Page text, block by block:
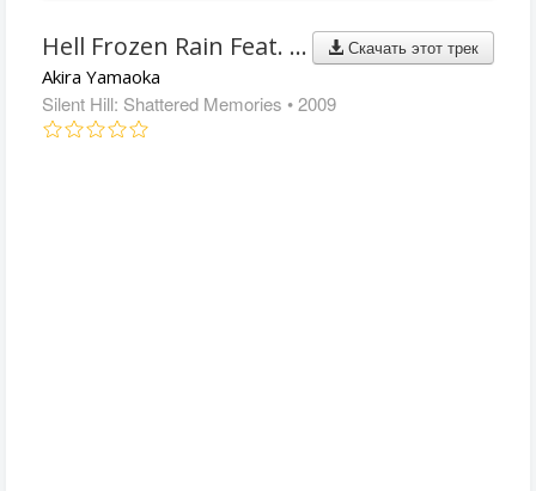
Скачать этот трек
Hell Frozen Rain Feat. Mary Elizabeth McGlynn
Akira Yamaoka
Silent Hill: Shattered Memories • 2009